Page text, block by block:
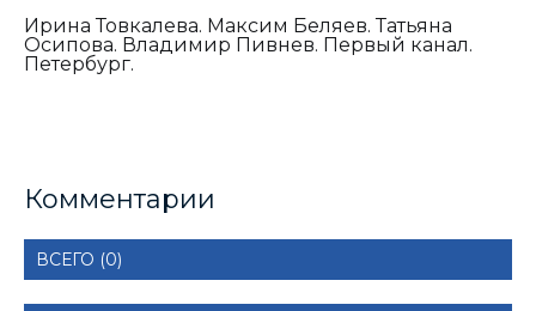
Ирина Товкалева. Максим Беляев. Татьяна
Осипова. Владимир Пивнев. Первый канал.
Петербург.
Комментарии
ВСЕГО (0)